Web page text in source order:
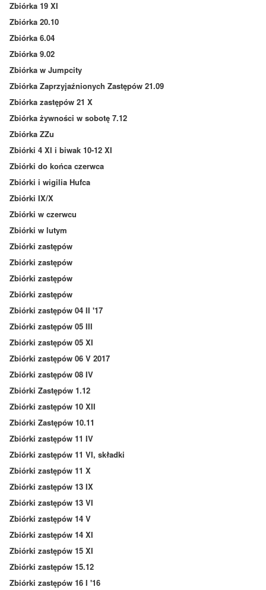
Zbiórka 19 XI
Zbiórka 20.10
Zbiórka 6.04
Zbiórka 9.02
Zbiórka w Jumpcity
Zbiórka Zaprzyjaźnionych Zastępów 21.09
Zbiórka zastępów 21 X
Zbiórka żywności w sobotę 7.12
Zbiórka ZZu
Zbiórki 4 XI i biwak 10-12 XI
Zbiórki do końca czerwca
Zbiórki i wigilia Hufca
Zbiórki IX/X
Zbiórki w czerwcu
Zbiórki w lutym
Zbiórki zastępów
Zbiórki zastępów
Zbiórki zastępów
Zbiórki zastępów
Zbiórki zastępów 04 II '17
Zbiórki zastępów 05 III
Zbiórki zastępów 05 XI
Zbiórki zastępów 06 V 2017
Zbiórki zastępów 08 IV
Zbiórki Zastępów 1.12
Zbiórki zastępów 10 XII
Zbiórki Zastępów 10.11
Zbiórki zastępów 11 IV
Zbiórki zastępów 11 VI, składki
Zbiórki zastępów 11 X
Zbiórki zastępów 13 IX
Zbiórki zastępów 13 VI
Zbiórki zastępów 14 V
Zbiórki zastępów 14 XI
Zbiórki zastępów 15 XI
Zbiórki zastępów 15.12
Zbiórki zastępów 16 I '16